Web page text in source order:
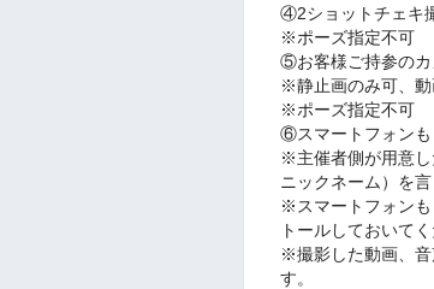
④2ショットチェキ
※ポーズ指定不可
⑤お客様ご持参のカ
※静止画のみ可、
※ポーズ指定不可
⑥スマートフォンも
※主催者側が用意し
ニックネーム）を言
※スマートフォンも
トールしておいてく
※撮影した動画、音
す。